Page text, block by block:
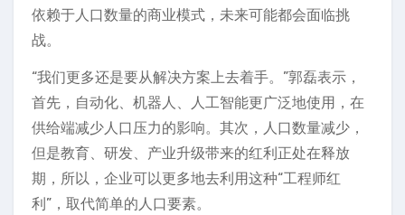
依赖于人口数量的商业模式，未来可能都会面临挑
战。
“我们更多还是要从解决方案上去着手。”郭磊表示，
首先，自动化、机器人、人工智能更广泛地使用，在
供给端减少人口压力的影响。其次，人口数量减少，
但是教育、研发、产业升级带来的红利正处在释放
期，所以，企业可以更多地去利用这种“工程师红
利”，取代简单的人口要素。